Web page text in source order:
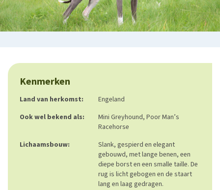
Kenmerken
Land van herkomst:
Engeland
Ook wel bekend als:
Mini Greyhound, Poor Man’s
Racehorse
Lichaamsbouw:
Slank, gespierd en elegant
gebouwd, met lange benen, een
diepe borst en een smalle taille. De
rug is licht gebogen en de staart
lang en laag gedragen.